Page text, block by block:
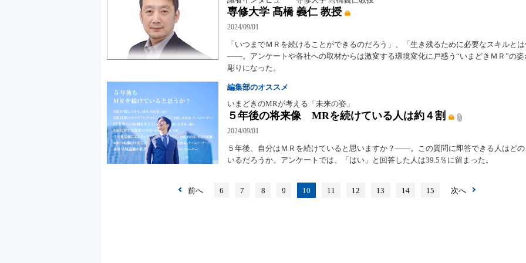
専修大学 髙橋 義仁 教授
2024/09/01
「いつまでＭＲを続けることができるのだろう」、「生き残るために必要なスキルと
――。アンケートや各社への取材からは激変する環境変化に戸惑う“いまどきＭＲ”の姿
彫りになった。
編集部のオススメ
いまどきのMRが考える「未来の姿」
５年後の将来像 MRを続けている人は約４割
2024/09/01
５年後、自分はＭＲを続けていると思いますか？――。この質問に即答できる人はど
いるだろうか。アンケートでは、「はい」と回答した人は39.5％に留まった。
前へ 6 7 8 9 10 11 12 13 14 15 次へ